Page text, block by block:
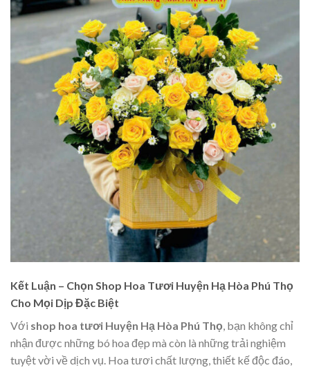
Kết Luận – Chọn Shop Hoa Tươi Huyện Hạ Hòa Phú Thọ
Cho Mọi Dịp Đặc Biệt
Với shop hoa tươi Huyện Hạ Hòa Phú Thọ, bạn không chỉ
nhận được những bó hoa đẹp mà còn là những trải nghiệm
tuyệt vời về dịch vụ. Hoa tươi chất lượng, thiết kế độc đáo,